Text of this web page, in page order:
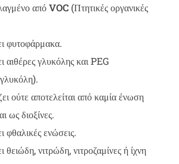
απόVOC(Πτητικές οργανικές
φυτοφάρμακα.
αιθέρες γλυκόλης και PEG
ούτε αποτελείται από καμία ένωση
ως διοξίνες.
φθαλικές ενώσεις.
θειώδη, νιτρώδη, νιτροζαμίνες ή ίχνη